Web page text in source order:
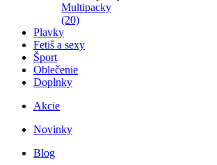
Multipacky
(20)
Plavky
Fetiš a sexy
Šport
Oblečenie
Doplnky
Akcie
Novinky
Blog